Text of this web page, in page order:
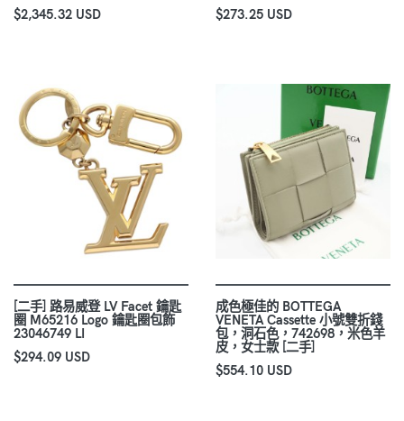
$2,345.32 USD
$273.25 USD
[二手] 路易威登 LV Facet 鑰匙
圈 M65216 Logo 鑰匙圈包飾
23046749 LI
$294.09 USD
成色極佳的 BOTTEGA
VENETA Cassette 小號雙折錢
包，洞石色，742698，米色羊
皮，女士款 [二手]
$554.10 USD